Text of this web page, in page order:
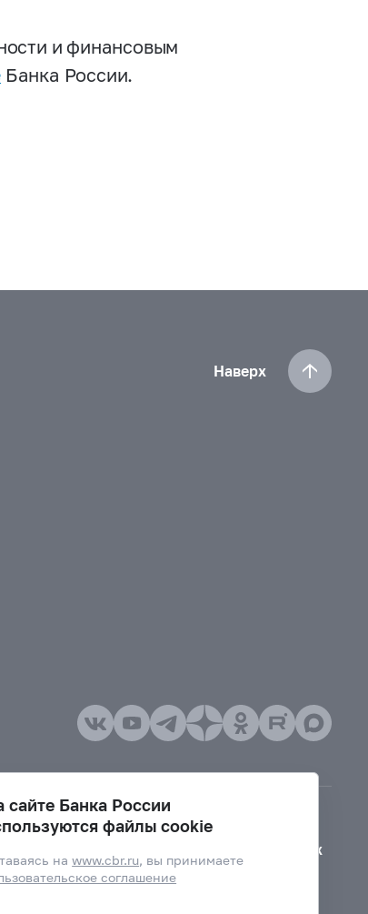
и финансовым
Банка России.
Наверх
Версия для слабовидящих
сайте Банка России
файлы cookie
наwww.cbr.ru, вы принимаете
соглашение